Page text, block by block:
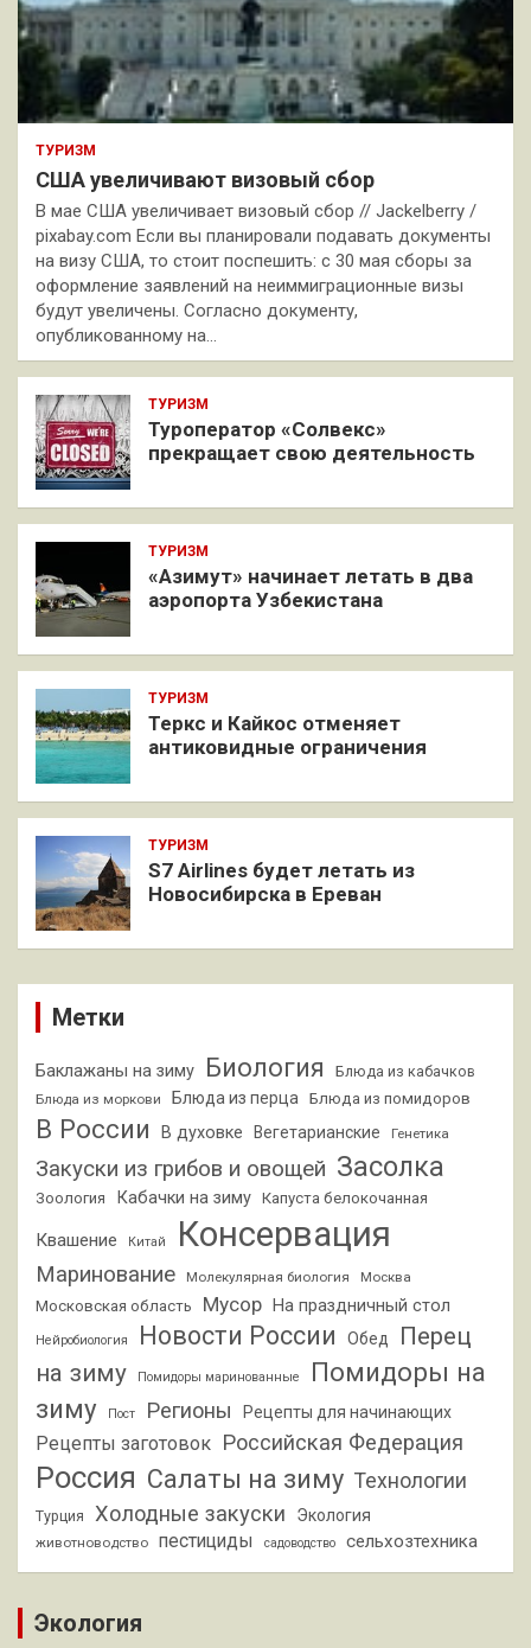
ТУРИЗМ
США увеличивают визовый сбор
В мае США увеличивает визовый сбор // Jackelberry /
pixabay.com Если вы планировали подавать документы
на визу США, то стоит поспешить: с 30 мая сборы за
оформление заявлений на неиммиграционные визы
будут увеличены. Согласно документу,
опубликованному на…
ТУРИЗМ
Туроператор «Солвекс»
прекращает свою деятельность
ТУРИЗМ
«Азимут» начинает летать в два
аэропорта Узбекистана
ТУРИЗМ
Теркс и Кайкос отменяет
антиковидные ограничения
ТУРИЗМ
S7 Airlines будет летать из
Новосибирска в Ереван
Метки
Баклажаны на зиму Биология Блюда из кабачков
Блюда из моркови Блюда из перца Блюда из помидоров
В России В духовке Вегетарианские Генетика
Закуски из грибов и овощей Засолка
Зоология Кабачки на зиму Капуста белокочанная
Квашение Китай Консервация
Маринование Молекулярная биология Москва
Московская область Мусор На праздничный стол
Нейробиология Новости России Обед
Перец
на зиму
Помидоры маринованные
Помидоры на
зиму
Пост Регионы Рецепты для начинающих
Рецепты заготовок Российская Федерация
Россия Салаты на зиму Технологии
Турция Холодные закуски Экология
животноводство пестициды садоводство сельхозтехника
Экология